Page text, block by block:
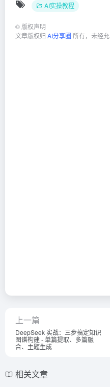
AI实操教程
© 版权声明
文章版权归 AI分享圈 所有，未经允
上一篇
DeepSeek 实战：三步搞定知识
图谱构建 - 单篇提取、多篇融
合、主题生成
相关文章